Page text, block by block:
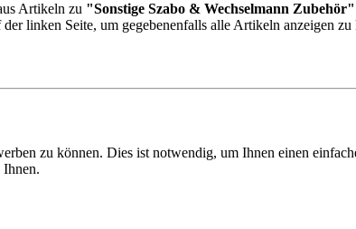
Artikeln zu "Sonstige Szabo & Wechselmann Zubehör"
linken Seite, um gegebenenfalls alle Artikeln anzeigen zu
zu können. Dies ist notwendig, um Ihnen einen
Ihnen.